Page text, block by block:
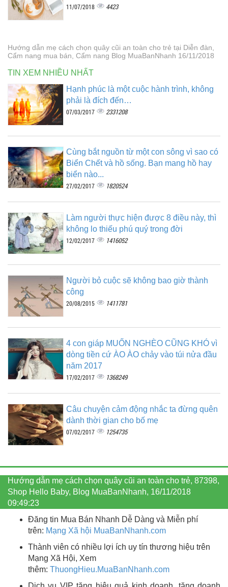
11/07/2018 4423
Hướng dẫn mẹ cách chọn quây cũi an toàn cho trẻ tại Diễn đàn,
Cẩm nang mua bán, Cẩm nang Blog MuaBanNhanh 16/11/2018
TIN XEM NHIỀU NHẤT
Hạnh phúc là một cuộc hành trình, không
phải là đích đến…
07/03/2017 2331208
Cùng bắt nguồn từ một con sông vì sao có
Biển Chết và hồ sống. Bạn mang hồ hay
biển nào...
27/02/2017 1820524
Làm người thực hiện được 8 điều này, thì
không lo thiếu phú quý trong đời
12/02/2017 1416052
Người bỏ cuộc sẽ không bao giờ thành
công
20/08/2015 1411781
4 con giáp MUỐN NGHÈO CŨNG KHÓ vì
dòng tiền cứ ÀO ÀO chảy vào túi nửa đầu
năm 2017
17/02/2017 1368249
Câu chuyện cảm động nhắc ta đừng quên
dành thời gian cho bố mẹ
07/02/2017 1254735
Hướng dẫn mẹ cách chọn quây cũi an toàn cho trẻ, 87398,
Shop Hello Baby, Blog MuaBanNhanh, 16/11/2018
09:49:23
Đăng tin Mua Bán Nhanh Dễ Dàng và Miễn phí
trên: Mạng Xã hội MuaBanNhanh.com
Thành viên có nhiều lợi ích uy tín thương hiệu trên
Mạng Xã Hội, Xem
thêm: ThuongHieu.MuaBanNhanh.com